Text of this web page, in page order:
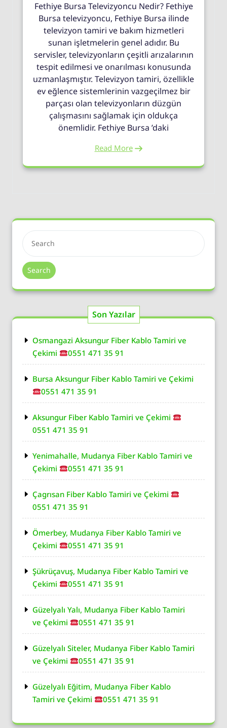
Fethiye Bursa Televizyoncu Nedir? Fethiye
Bursa televizyoncu, Fethiye Bursa ilinde
televizyon tamiri ve bakım hizmetleri
sunan işletmelerin genel adıdır. Bu
servisler, televizyonların çeşitli arızalarının
tespit edilmesi ve onarılması konusunda
uzmanlaşmıştır. Televizyon tamiri, özellikle
ev eğlence sistemlerinin vazgeçilmez bir
parçası olan televizyonların düzgün
çalışmasını sağlamak için oldukça
önemlidir. Fethiye Bursa ’daki
Read More
Search
Son Yazılar
Osmangazi Aksungur Fiber Kablo Tamiri ve
Çekimi
0551 471 35 91
Bursa Aksungur Fiber Kablo Tamiri ve Çekimi
0551 471 35 91
Aksungur Fiber Kablo Tamiri ve Çekimi
0551 471 35 91
Yenimahalle, Mudanya Fiber Kablo Tamiri ve
Çekimi
0551 471 35 91
Çagrısan Fiber Kablo Tamiri ve Çekimi
0551 471 35 91
Ömerbey, Mudanya Fiber Kablo Tamiri ve
Çekimi
0551 471 35 91
Şükrüçavuş, Mudanya Fiber Kablo Tamiri ve
Çekimi
0551 471 35 91
Güzelyalı Yalı, Mudanya Fiber Kablo Tamiri
ve Çekimi
0551 471 35 91
Güzelyalı Siteler, Mudanya Fiber Kablo Tamiri
ve Çekimi
0551 471 35 91
Güzelyalı Eğitim, Mudanya Fiber Kablo
Tamiri ve Çekimi
0551 471 35 91